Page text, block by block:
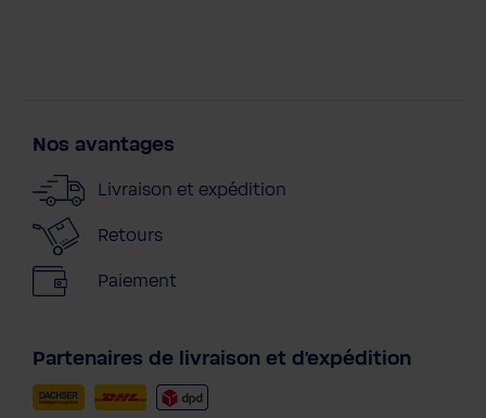
Nos avantages
Livraison et expédition
Retours
Paiement
Partenaires de livraison et d'expédition